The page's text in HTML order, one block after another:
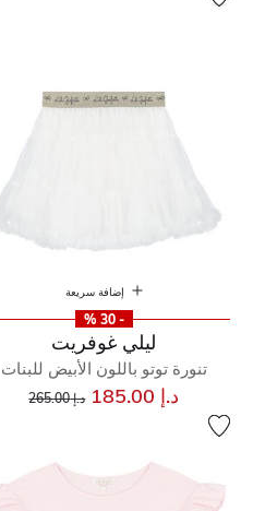
إضافة سريعة
- 30 %
ليلي غوفريت
تنورة توتو باللون الأبيض للبنات
د.إ 185.00 سعر مخفض مند.إ 265.00 إلى